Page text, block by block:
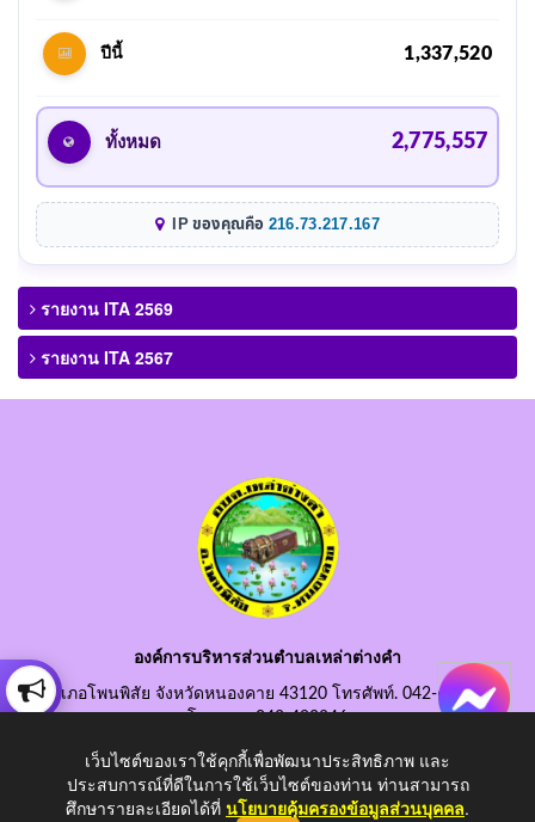
ปีนี้ 1,337,520
ทั้งหมด 2,775,557
IP ของคุณคือ 216.73.217.167
รายงาน ITA 2569
รายงาน ITA 2567
องค์การบริหารส่วนตำบลเหล่าต่างคำ
อำเภอโพนพิสัย จังหวัดหนองคาย 43120 โทรศัพท์. 042-490845
โทรสาร. 042-490846
อีเมลกลาง. saraban@laotangkham.go.th
เว็บไซต์ของเราใช้คุกกี้เพื่อพัฒนาประสิทธิภาพ และ
ประสบการณ์ที่ดีในการใช้เว็บไซต์ของท่าน ท่านสามารถ
ศึกษารายละเอียดได้ที่ นโยบายคุ้มครองข้อมูลส่วนบุคคล.